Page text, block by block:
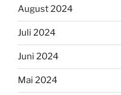
August 2024
Juli 2024
Juni 2024
Mai 2024